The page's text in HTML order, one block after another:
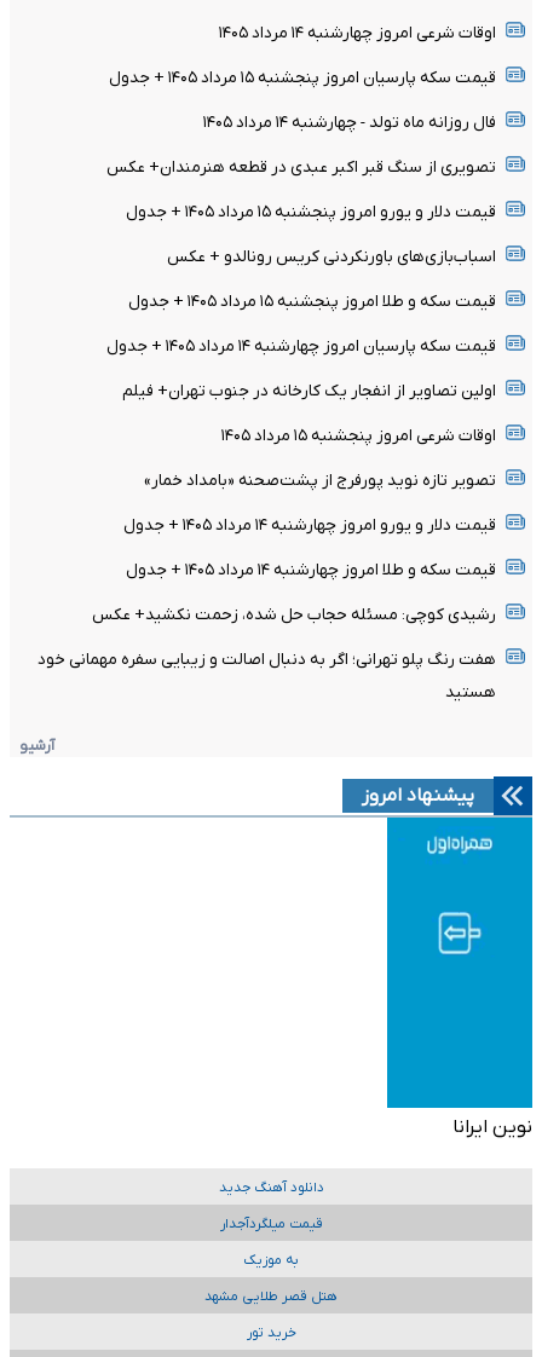
اوقات شرعی امروز چهارشنبه ۱۴ مرداد ۱۴۰۵
قیمت سکه پارسیان امروز پنجشنبه ۱۵ مرداد ۱۴۰۵ + جدول
فال روزانه ماه تولد - چهارشنبه ۱۴ مرداد ۱۴۰۵
تصویری از سنگ قبر اکبر عبدی در قطعه هنرمندان+ عکس
قیمت دلار و یورو امروز پنجشنبه ۱۵ مرداد ۱۴۰۵ + جدول
اسباب‌بازی‌های باورنکردنی کریس رونالدو + عکس
قیمت سکه و طلا امروز پنجشنبه ۱۵ مرداد ۱۴۰۵ + جدول
قیمت سکه پارسیان امروز چهارشنبه ۱۴ مرداد ۱۴۰۵ + جدول
اولین تصاویر از انفجار یک کارخانه در جنوب تهران+ فیلم
اوقات شرعی امروز پنجشنبه ۱۵ مرداد ۱۴۰۵
تصویر تازه نوید پورفرج از پشت‌صحنه «بامداد خمار»
قیمت دلار و یورو امروز چهارشنبه ۱۴ مرداد ۱۴۰۵ + جدول
قیمت سکه و طلا امروز چهارشنبه ۱۴ مرداد ۱۴۰۵ + جدول
رشیدی کوچی: مسئله حجاب حل شده، زحمت نکشید+ عکس
هفت رنگ پلو تهرانی؛ اگر به دنبال اصالت و زیبایی سفره مهمانی خود
هستید
آرشیو
پیشنهاد امروز
نوین ایرانا
دانلود آهنگ جدید
قیمت میلگردآجدار
به موزیک
هتل قصر طلایی مشهد
خرید تور